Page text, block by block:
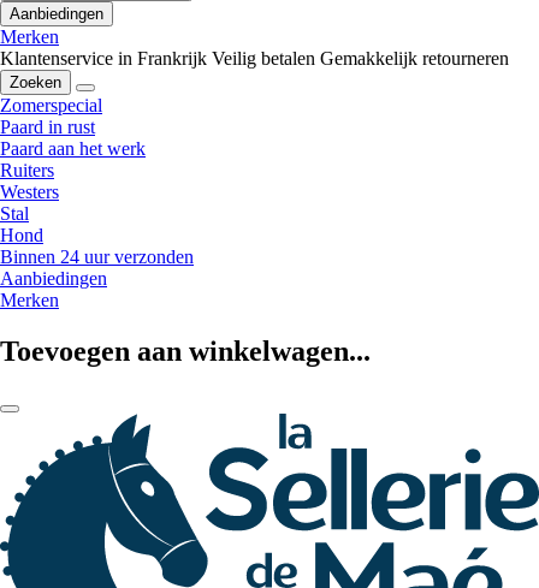
Aanbiedingen
Merken
Klantenservice in Frankrijk Veilig betalen Gemakkelijk retourneren
Zoeken
Zomerspecial
Paard in rust
Paard aan het werk
Ruiters
Westers
Stal
Hond
Binnen 24 uur verzonden
Aanbiedingen
Merken
Toevoegen aan winkelwagen...